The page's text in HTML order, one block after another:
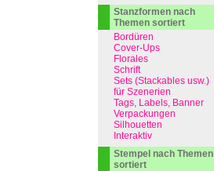
Stanzformen nach
Themen sortiert
Bordüren
Cover-Ups
Florales
Schrift
Sets (Stackables usw.)
für Szenerien
Tags, Labels, Banner
Verpackungen
Silhouetten
Interaktiv
Stempel nach Themen
sortiert